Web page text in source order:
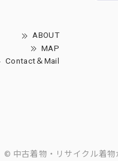
ABOUT
MAP
Contact＆Mail
© 中古着物・リサイクル着